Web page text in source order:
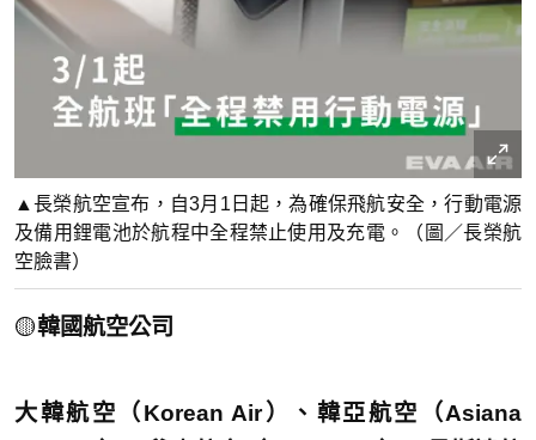
▲長榮航空宣布，自3月1日起，為確保飛航安全，行動電源
及備用鋰電池於航程中全程禁止使用及充電。（圖／長榮航
空臉書）
🟡韓國航空公司
大韓航空（Korean Air）、韓亞航空（Asiana